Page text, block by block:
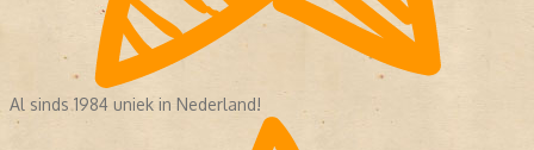
Al sinds 1984 uniek in Nederland!